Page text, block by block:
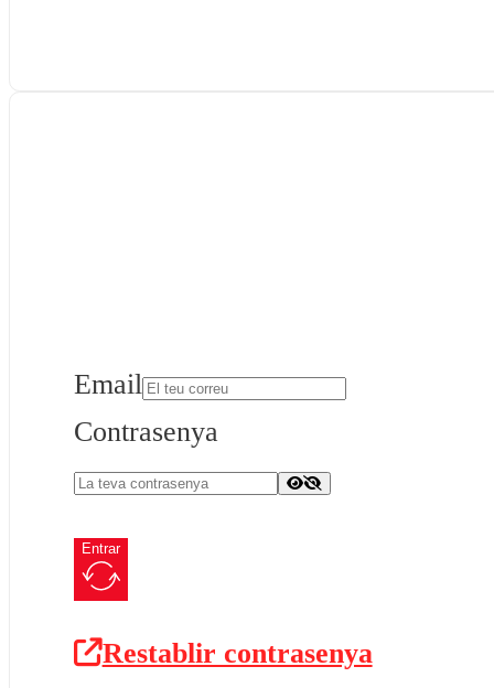
Email
Contrasenya
Entrar
Restablir contrasenya